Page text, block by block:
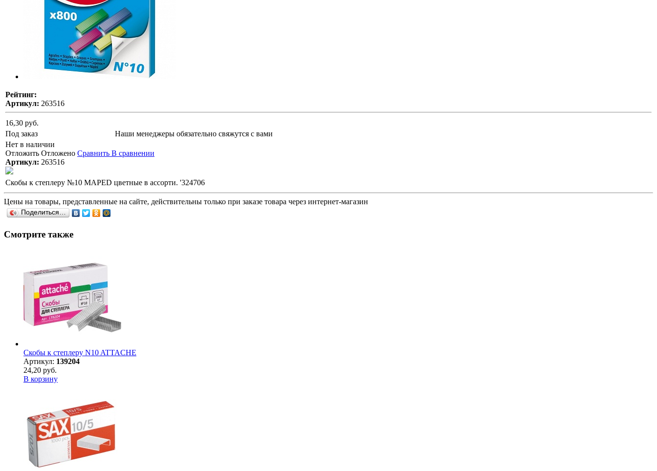
Рейтинг:
Артикул: 263516
16,30 руб.
Под заказ
Наши менеджеры обязательно свяжутся с вами
Нет в наличии
Отложить Отложено Сравнить В сравнении
Артикул: 263516
Скобы к степлеру №10 MAPED цветные в ассорти. '324706
Цены на товары, представленные на сайте, действительны только при заказе товара через интернет-магазин
Поделиться…
Смотрите также
Скобы к степлеру N10 ATTACHE
Артикул: 139204
24,20 руб.
В корзину